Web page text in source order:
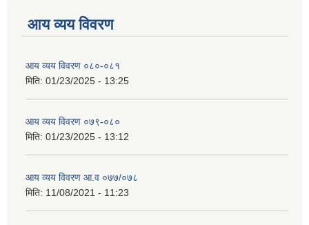
आय व्यय विवरण
आय व्यय विवरण ०८०-०८१
मिति: 01/23/2025 - 13:25
आय व्यय विवरण ०७९-०८०
मिति: 01/23/2025 - 13:12
आय व्यय विवरण आ.व ०७७/०७८
मिति: 11/08/2021 - 11:23